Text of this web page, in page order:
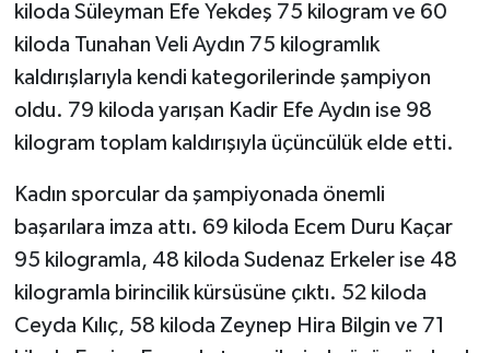
kiloda Süleyman Efe Yekdeş 75 kilogram ve 60
kiloda Tunahan Veli Aydın 75 kilogramlık
kaldırışlarıyla kendi kategorilerinde şampiyon
oldu. 79 kiloda yarışan Kadir Efe Aydın ise 98
kilogram toplam kaldırışıyla üçüncülük elde etti.
Kadın sporcular da şampiyonada önemli
başarılara imza attı. 69 kiloda Ecem Duru Kaçar
95 kilogramla, 48 kiloda Sudenaz Erkeler ise 48
kilogramla birincilik kürsüsüne çıktı. 52 kiloda
Ceyda Kılıç, 58 kiloda Zeynep Hira Bilgin ve 71
Vasıta
Vefat Haberleri